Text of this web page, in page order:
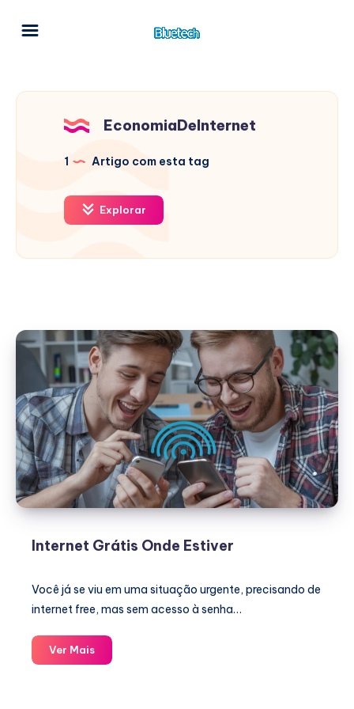
EconomiaDeInternet
1 Artigo com esta tag
Explorar
Internet Grátis Onde Estiver
Você já se viu em uma situação urgente, precisando de
internet free, mas sem acesso à senha…
Ver MaisInternet
Grátis